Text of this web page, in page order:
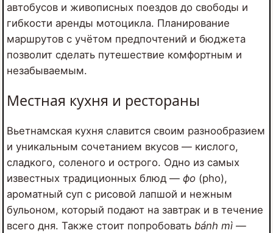
автобусов и живописных поездов до свободы и
гибкости аренды мотоцикла. Планирование
маршрутов с учётом предпочтений и бюджета
позволит сделать путешествие комфортным и
незабываемым.
Местная кухня и рестораны
Вьетнамская кухня славится своим разнообразием
и уникальным сочетанием вкусов — кислого,
сладкого, соленого и острого. Одно из самых
известных традиционных блюд — фо(pho),
ароматный суп с рисовой лапшой и нежным
бульоном, который подают на завтрак и в течение
всего дня. Также стоит попробовать bánh mì—